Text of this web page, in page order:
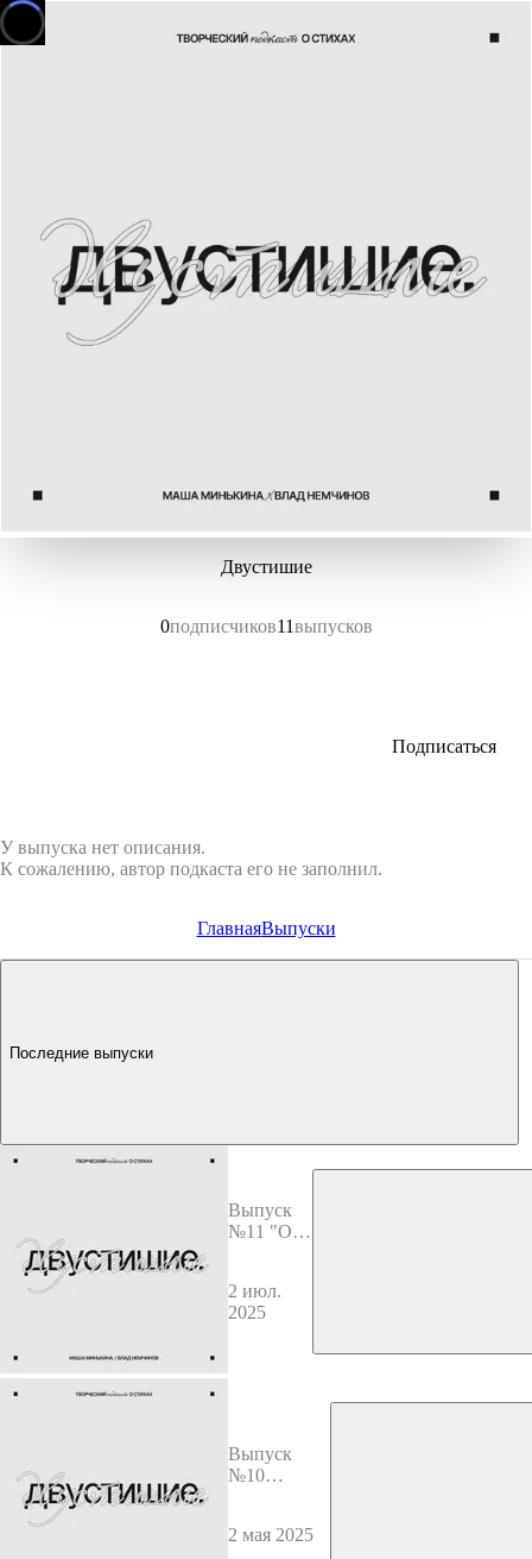
Двустишие
0подписчиков11выпусков
Подписаться
У выпуска нет описания.
К сожалению, автор подкаста его не заполнил.
ГлавнаяВыпуски
Последние выпуски
Выпуск
№11 "О
Капитан!"
Уолта
2 июл.
2025
Выпуск
№10
Влад)
2 мая 2025